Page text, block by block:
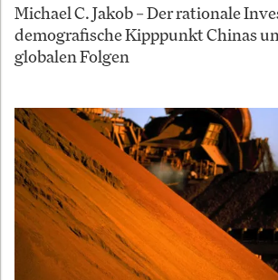
Michael C. Jakob – Der rationale
demografische Kipppunkt Chinas
globalen Folgen